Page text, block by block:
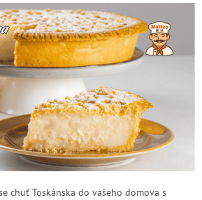
chuť Toskánska do vašeho domova s